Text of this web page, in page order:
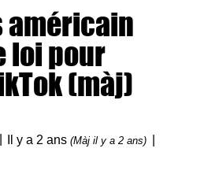
américain
loi pour
(màj)
Il y a 2 ans(Màj il y a 2 ans)